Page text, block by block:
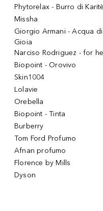
Phytorelax - Burro di Karitè
Missha
Giorgio Armani - Acqua di
Gioia
Narciso Rodriguez - for
Biopoint - Orovivo
Skin1004
Lolavie
Orebella
Biopoint - Tinta
Burberry
Tom Ford Profumo
Afnan profumo
Florence by Mills
Dyson